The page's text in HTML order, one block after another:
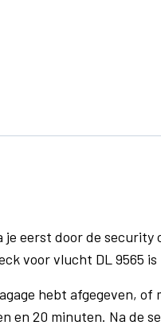
je eerst door de
voor vlucht DL 9565 is
hebt afgegeven,
20 minuten. Na de